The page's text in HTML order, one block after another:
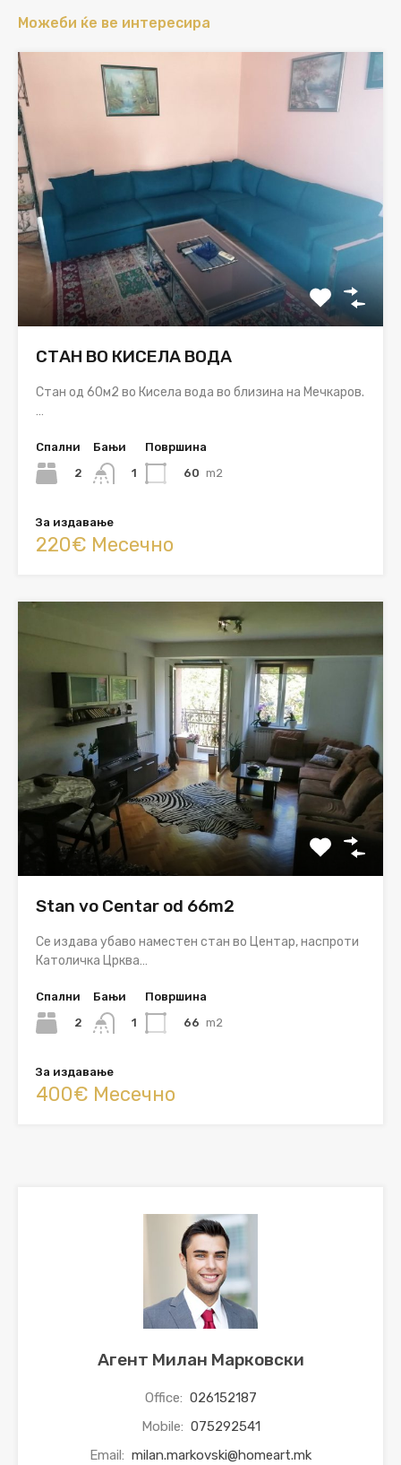
Можеби ќе ве интересира
СТАН ВО КИСЕЛА ВОДА
Стан од 60м2 во Кисела вода во близина на Мечкаров.
…
Спални
2
Бањи
1
Површина
60 m2
За издавање
220€ Месечно
Stan vo Centar od 66m2
Се издава убаво наместен стан во Центар, наспроти
Католичка Црква…
Спални
2
Бањи
1
Површина
66 m2
За издавање
400€ Месечно
Агент Милан Марковски
Office: 026152187
Mobile: 075292541
Email: milan.markovski@homeart.mk